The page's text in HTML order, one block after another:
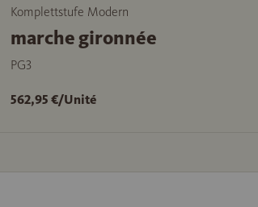
Komplettstufe Modern
marche gironnée
PG3
562,95 €/Unité